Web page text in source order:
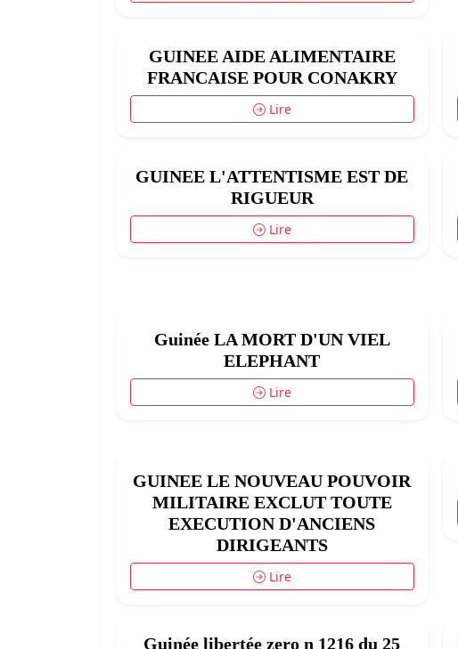
GUINEE AIDE ALIMENTAIRE
FRANCAISE POUR CONAKRY
Lire
GUINEE L'ATTENTISME EST DE
RIGUEUR
Lire
Guinée LA MORT D'UN VIEL
ELEPHANT
Lire
GUINEE LE NOUVEAU POUVOIR
MILITAIRE EXCLUT TOUTE
EXECUTION D'ANCIENS
DIRIGEANTS
Lire
Guinée libertée zero n 1216 du 25